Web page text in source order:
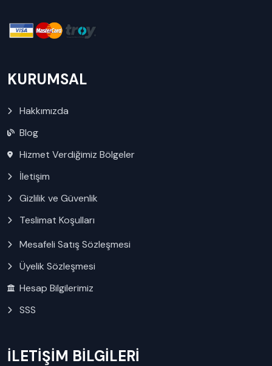
KURUMSAL
Hakkımızda
Blog
Hizmet Verdiğimiz Bölgeler
İletişim
Gizlilik ve Güvenlik
Teslimat Koşulları
Mesafeli Satış Sözleşmesi
Üyelik Sözleşmesi
Hesap Bilgilerimiz
SSS
İLETİŞİM BİLGİLERİ